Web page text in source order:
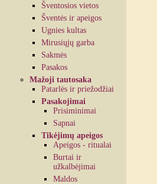
Šventosios vietos
Šventės ir apeigos
Ugnies kultas
Mirusiųjų garba
Sakmės
Pasakos
Mažoji tautosaka
Patarlės ir priežodžiai
Pasakojimai
Prisiminimai
Sapnai
Tikėjimų apeigos
Apeigos - ritualai
Burtai ir
užkalbėjimai
Maldos